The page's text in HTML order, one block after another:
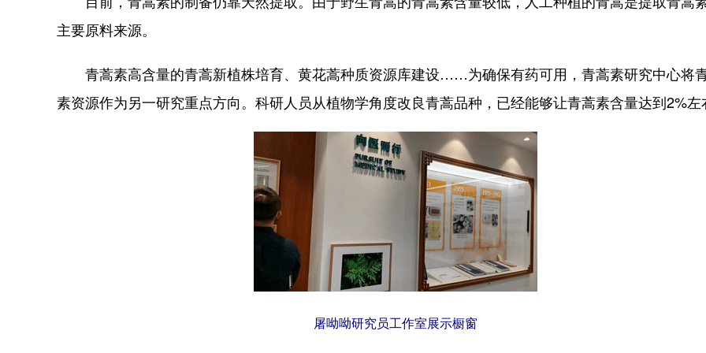
主要原料来源。
青蒿素高含量的青蒿新植株培育、黄花蒿种质资源库建设……为确保有药可用，青蒿素研究中心将
素资源作为另一研究重点方向。科研人员从植物学角度改良青蒿品种，已经能够让青蒿素含量达到2%左
屠呦呦研究员工作室展示橱窗